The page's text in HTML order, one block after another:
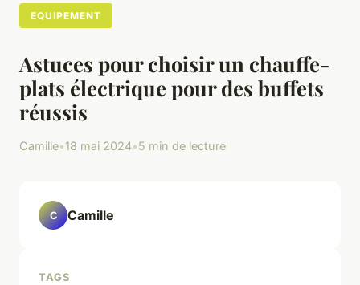
EQUIPEMENT
Astuces pour choisir un chauffe-
plats électrique pour des buffets
réussis
Camille•18 mai 2024•5 min de lecture
C Camille
TAGS